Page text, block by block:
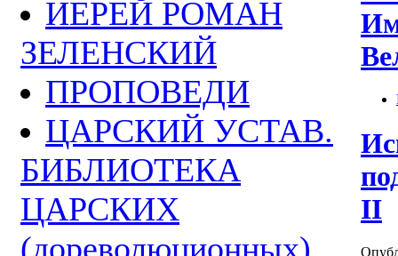
ИЕРЕЙ РОМАН
ЗЕЛЕНСКИЙ
ПРОПОВЕДИ
ЦАРСКИЙ УСТАВ.
БИБЛИОТЕКА
ЦАРСКИХ
(дореволюционных)
II